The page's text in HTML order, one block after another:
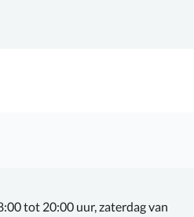
tot 20:00 uur, zaterdag van